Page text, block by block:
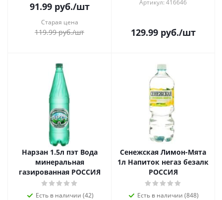
91.99руб./шт
Старая цена
119.99руб./шт
Артикул: 416646
129.99руб./шт
Нарзан 1.5л пэт Вода
минеральная
газированная РОССИЯ
Есть в наличии (42)
Сенежская Лимон-Мята
1л Напиток негаз безалк
РОССИЯ
Есть в наличии (848)